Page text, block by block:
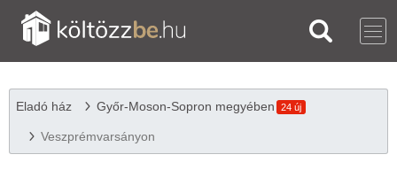
Eladó ház Győr-Moson-Sopron megyében 24 új
Veszprémvarsányon